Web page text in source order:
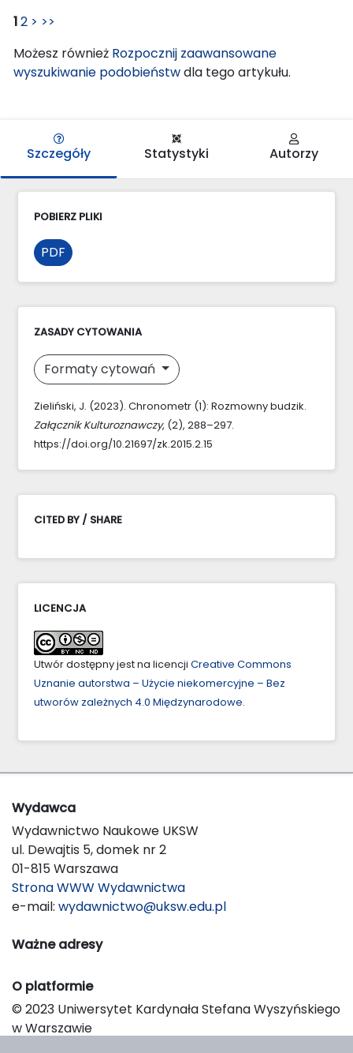
12 > >>
Możesz również Rozpocznij zaawansowane
wyszukiwanie podobieństwdla tego artykułu.
Szczegóły Statystyki Autorzy
POBIERZ PLIKI
PDF
ZASADY CYTOWANIA
Formaty cytowań
Zieliński, J. (2023). Chronometr (1): Rozmowny budzik.
Załącznik Kulturoznawczy, (2), 288–297.
https://doi.org/10.21697/zk.2015.2.15
CITED BY / SHARE
LICENCJA
Utwór dostępny jest na licencji Creative Commons
Uznanie autorstwa – Użycie niekomercyjne – Bez
utworów zależnych 4.0 Międzynarodowe.
Wydawca
Wydawnictwo Naukowe UKSW
ul. Dewajtis 5, domek nr 2
01-815 Warszawa
Strona WWW Wydawnictwa
e-mail: wydawnictwo@uksw.edu.pl
Ważne adresy
O platformie
© 2023 Uniwersytet Kardynała Stefana Wyszyńskiego
w Warszawie